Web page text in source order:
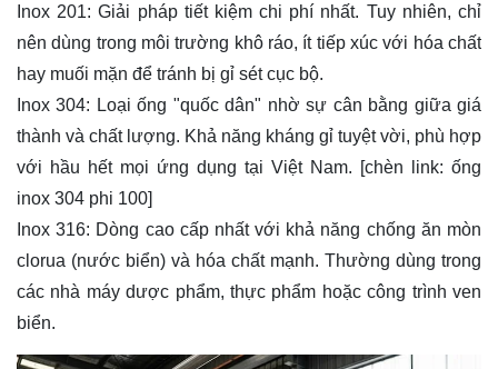
Inox 201: Giải pháp tiết kiệm chi phí nhất. Tuy nhiên, chỉ
nên dùng trong môi trường khô ráo, ít tiếp xúc với hóa chất
hay muối mặn để tránh bị gỉ sét cục bộ.
Inox 304: Loại ống "quốc dân" nhờ sự cân bằng giữa giá
thành và chất lượng. Khả năng kháng gỉ tuyệt vời, phù hợp
với hầu hết mọi ứng dụng tại Việt Nam. [chèn link: ống
inox 304 phi 100]
Inox 316: Dòng cao cấp nhất với khả năng chống ăn mòn
clorua (nước biển) và hóa chất mạnh. Thường dùng trong
các nhà máy dược phẩm, thực phẩm hoặc công trình ven
biển.